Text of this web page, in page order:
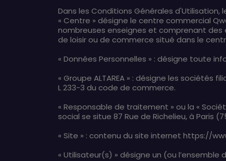
Dans les Conditions Générales
« Centre » désigne le centre commercial
nombreuses enseignes et comprenant des
de loisir ou de commerce situé dans le
« Données Personnelles » : désigne toute
« Groupe ALTAREA » : désigne les
L 233-3 du code de commerce.
« Responsable de traitement » ou la «
social se situe 87 Rue de Richelieu, à Paris
« Site » : contenu du site internet https://
« Utilisateur(s) » désigne un (ou